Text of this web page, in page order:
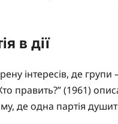
в дії
інтересів, де
править?” (1961)
де одна партія